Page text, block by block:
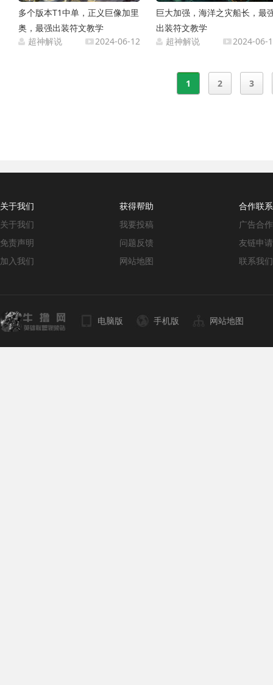
多个版本T1中单，正义巨像加里
奥，最强出装符文教学
超神解说
2024-06-12
巨大加强，海洋之灾船长，最
出装符文教学
超神解说
2024-06-
1 2 3
关于我们
关于我们
免责声明
加入我们
获得帮助
我要投稿
问题反馈
网站地图
合作联系
广告合作
友链申请
联系我们
电脑版 手机版 网站地图